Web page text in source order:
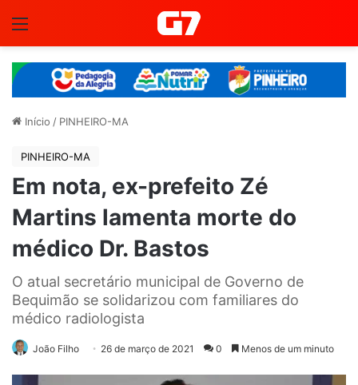
Início / PINHEIRO-MA
PINHEIRO-MA
Em nota, ex-prefeito Zé
Martins lamenta morte do
médico Dr. Bastos
O atual secretário municipal de Governo de
Bequimão se solidarizou com familiares do
médico radiologista
João Filho 26 de março de 2021 0 Menos de um minuto